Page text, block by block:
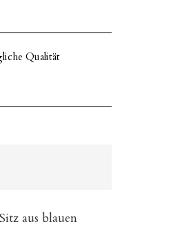
Qualität
aus blauen